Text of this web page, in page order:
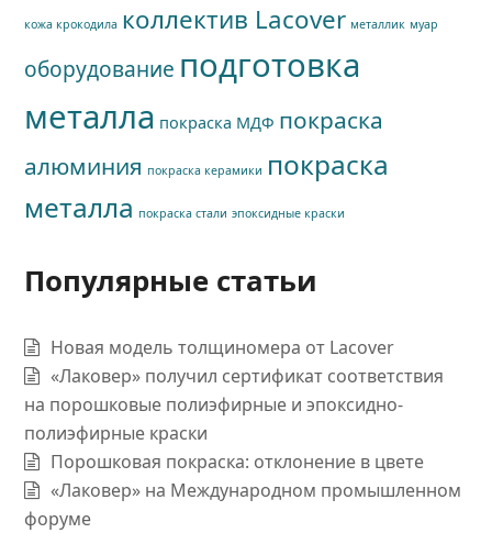
кожа крокодила коллектив Lacover металлик муар
оборудование подготовка
металла покраска МДФ покраска
алюминия покраска керамики покраска
металла покраска стали эпоксидные краски
Популярные статьи
Новая модель толщиномера от Lacover
«Лаковер» получил сертификат соответствия
на порошковые полиэфирные и эпоксидно-
полиэфирные краски
Порошковая покраска: отклонение в цвете
«Лаковер» на Международном промышленном
форуме